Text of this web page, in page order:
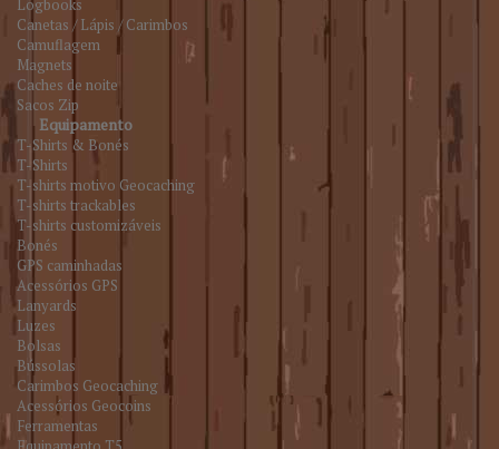
Logbooks
Canetas / Lápis / Carimbos
Camuflagem
Magnets
Caches de noite
Sacos Zip
Equipamento
T-Shirts & Bonés
T-Shirts
T-shirts motivo Geocaching
T-shirts trackables
T-shirts customizáveis
Bonés
GPS caminhadas
Acessórios GPS
Lanyards
Luzes
Bolsas
Bússolas
Carimbos Geocaching
Acessórios Geocoins
Ferramentas